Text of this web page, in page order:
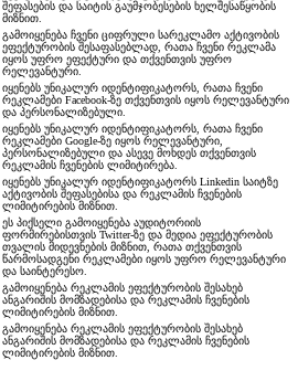
შეფასების და საიტის გაუმჯობესების ხელშესაწყობის
მიზნით.
გამოიყენება ჩვენი ციფრული სარეკლამო აქტივობის
ეფექტურობის შესაფასებლად, რათა ჩვენი რეკლამა
იყოს უფრო ეფექტური და თქვენთვის უფრო
რელევანტური.
იყენებს უნიკალურ იდენტიფიკატორს, რათა ჩვენი
რეკლამები Facebook-ზე თქვენთვის იყოს რელევანტური
და პერსონალიზებული.
იყენებს უნიკალურ იდენტიფიკატორს, რათა ჩვენი
რეკლამები Google-ზე იყოს რელევანტური,
პერსონალიზებული და ასევე მოხდეს თქვენთვის
რეკლამის ჩვენების ლიმიტირება.
იყენებს უნიკალურ იდენტიფიკატორს Linkedin საიტზე
აქტივობის შეფასებისა და რეკლამის ჩვენების
ლიმიტირების მიზნით.
ეს პიქსელი გამოიყენება აუდიტორიის
ფორმირებისთვის Twitter-ზე და მედია ეფექტურობის
თვალის მიდევნების მიზნით, რათა თქვენთვის
წარმოსადგენი რეკლამები იყოს უფრო რელევანტური
და საინტერესო.
გამოიყენება რეკლამის ეფექტურობის შესახებ
ანგარიშის მომზადებისა და რეკლამის ჩვენების
ლიმიტირების მიზნით.
გამოიყენება რეკლამის ეფექტურობის შესახებ
ანგარიშის მომზადებისა და რეკლამის ჩვენების
ლიმიტირების მიზნით.